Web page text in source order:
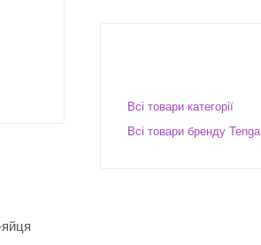
Всі товари категорії
Всі товари бренду Tenga